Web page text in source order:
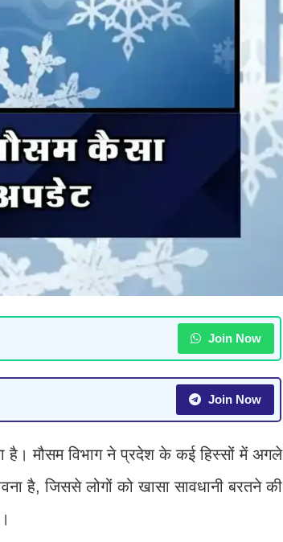
Join Now
Join Now
है। मौसम विभाग ने प्रदेश के कई हिस्सों में अगले
है, जिससे लोगों को खासा सावधानी बरतने की